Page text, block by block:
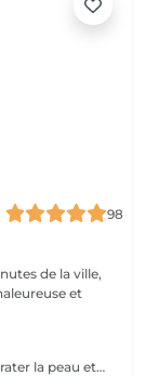
98
de la ville,
et
Veritable soin anti-âge qui va repulper et hydrater la peau et atténuer les taches. Nettoyage, gommage, massage mécanique, gants avec principes actifs. Les mains sont toujours exposées à l'air et sont sujettes à un vieillissement plus rapides de la peau.NOUS AVONS LA DERNIERE MACHINE LPG DE 2025 LPG INFINITY, ENCORE PLUS DE RESULTAT